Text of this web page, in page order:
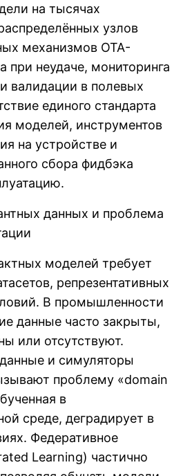
на тысячах
узлов
механизмов OTA-
при неудаче, мониторинга
валидации в полевых
единого стандарта
моделей, инструментов
на устройстве и
сбора фидбэка
данных и проблема
моделей требует
репрезентативных
В промышленности
данные часто закрыты,
или отсутствуют.
и симуляторы
проблему «domain
в
среде, деградирует в
Федеративное
Learning) частично